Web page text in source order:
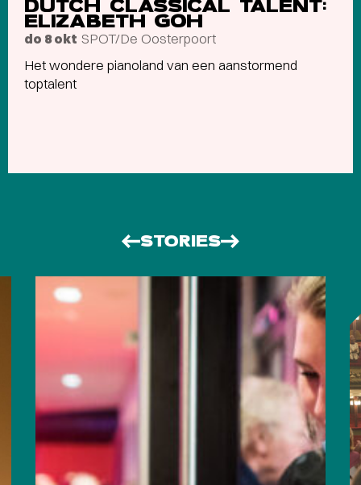
DUTCH CLASSICAL TALENT:
ELIZABETH GOH
do 8 okt SPOT/De Oosterpoort
Het wondere pianoland van een aanstormend
toptalent
STORIES